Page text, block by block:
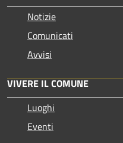
Notizie
Comunicati
Avvisi
VIVERE IL COMUNE
Luoghi
Eventi